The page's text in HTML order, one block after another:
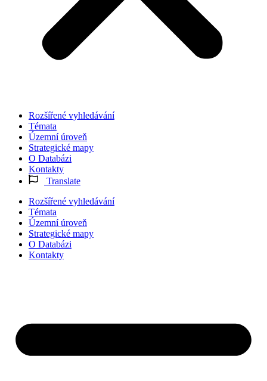
Rozšířené vyhledávání
Témata
Územní úroveň
Strategické mapy
O Databázi
Kontakty
Translate
Rozšířené vyhledávání
Témata
Územní úroveň
Strategické mapy
O Databázi
Kontakty